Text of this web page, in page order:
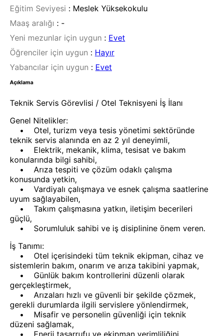
Eğitim Seviyesi : Meslek Yüksekokulu
Maaş aralığı : -
Yeni mezunlar için uygun : Evet
Öğrenciler için uygun : Hayır
Yabancılar için uygun : Evet
Açıklama
Teknik Servis Görevlisi / Otel Teknisyeni İş İlanı
Genel Nitelikler:
• Otel, turizm veya tesis yönetimi sektöründe
teknik servis alanında en az 2 yıl deneyimli,
• Elektrik, mekanik, klima, tesisat ve bakım
konularında bilgi sahibi,
• Arıza tespiti ve çözüm odaklı çalışma
konusunda yetkin,
• Vardiyalı çalışmaya ve esnek çalışma saatlerine
uyum sağlayabilen,
• Takım çalışmasına yatkın, iletişim becerileri
güçlü,
• Sorumluluk sahibi ve iş disiplinine önem veren.
İş Tanımı:
• Otel içerisindeki tüm teknik ekipman, cihaz ve
sistemlerin bakım, onarım ve arıza takibini yapmak,
• Günlük bakım kontrollerini düzenli olarak
gerçekleştirmek,
• Arızaları hızlı ve güvenli bir şekilde çözmek,
gerekli durumlarda ilgili servislere yönlendirmek,
• Misafir ve personelin güvenliği için teknik
düzeni sağlamak,